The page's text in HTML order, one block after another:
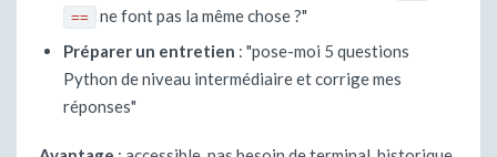
==
ne font pas la même chose ?"
Préparer un entretien : "pose-moi 5 questions
Python de niveau intermédiaire et corrige mes
réponses"